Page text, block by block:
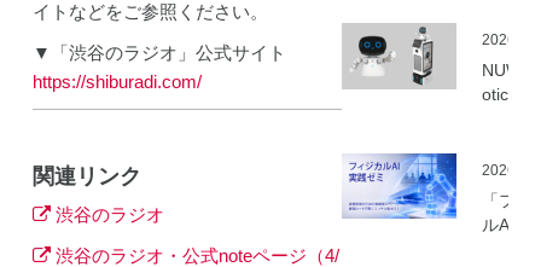
イトなどをご参照ください。
▼「渋谷のラジオ」公式サイト
https://shiburadi.com/
関連リンク
渋谷のラジオ
渋谷のラジオ・公式noteページ（4/
を活用
建設向
ボット
実施
NUWA
otics社
いを開
「フィ
ルAI実